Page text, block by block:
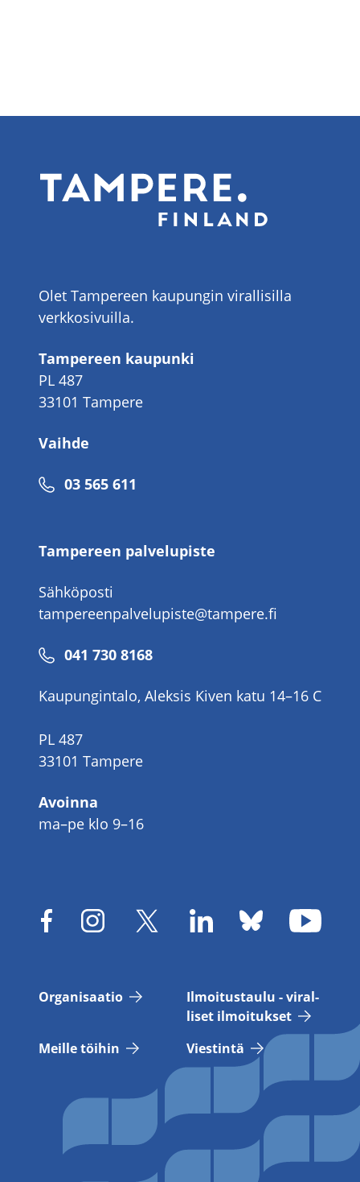
Olet Tampereen kaupungin virallisilla
verkkosivuilla.
Tampereen kaupunki
PL 487
33101 Tampere
Vaihde
Puhelinnumero
03 565 611
Tampereen palvelupiste
Sähköposti
tampereenpalvelupiste@tampere.fi
Puhelinnumero
041 730 8168
Kaupungintalo, Aleksis Kiven katu 14–16 C
PL 487
33101 Tampere
Avoinna
ma–pe klo 9–16
Or­ga­ni­saa­tio
Il­moi­tus­tau­lu - vi­ral­
li­set il­moi­tuk­set
Meil­le töi­hin
Vies­tin­tä